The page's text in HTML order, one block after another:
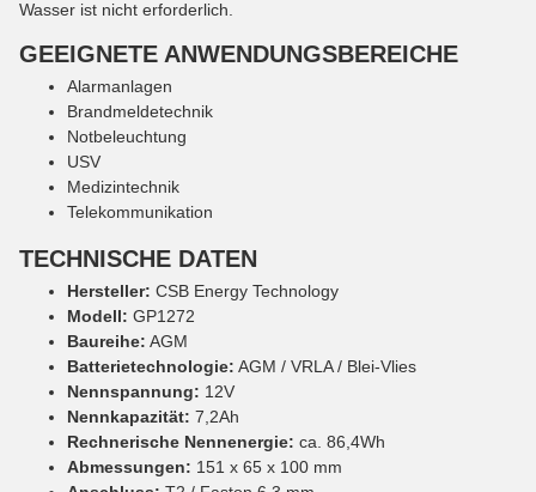
Wasser ist nicht erforderlich.
GEEIGNETE ANWENDUNGSBEREICHE
Alarmanlagen
Brandmeldetechnik
Notbeleuchtung
USV
Medizintechnik
Telekommunikation
TECHNISCHE DATEN
Hersteller: CSB Energy Technology
Modell: GP1272
Baureihe: AGM
Batterietechnologie: AGM / VRLA / Blei-Vlies
Nennspannung: 12V
Nennkapazität: 7,2Ah
Rechnerische Nennenergie: ca. 86,4Wh
Abmessungen: 151 x 65 x 100 mm